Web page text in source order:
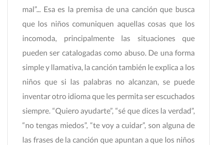
mal”... Esa es la premisa de una canción que busca
que los niños comuniquen aquellas cosas que los
incomoda, principalmente las situaciones que
pueden ser catalogadas como abuso. De una forma
simple y llamativa, la canción también le explica a los
niños que si las palabras no alcanzan, se puede
inventar otro idioma que les permita ser escuchados
siempre. “Quiero ayudarte”, “sé que dices la verdad”,
“no tengas miedos”, “te voy a cuidar”, son alguna de
las frases de la canción que apuntan a que los niños